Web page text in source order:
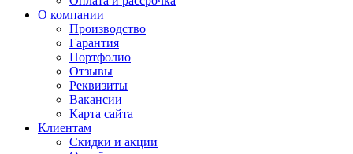
О компании
Производство
Гарантия
Портфолио
Отзывы
Реквизиты
Вакансии
Карта сайта
Клиентам
Скидки и акции